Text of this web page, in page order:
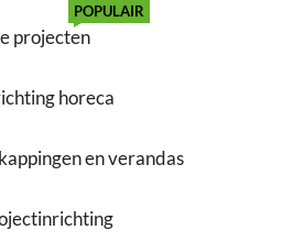
projecten
POPULAIR
horeca
en verandas